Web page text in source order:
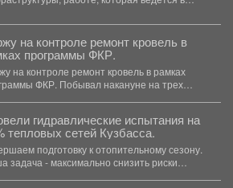
на контроле ремонт кровель в
программы ФКР.
на контроле ремонт кровель в рамках
ФКР. Побывал накануне на трех
гидравлические испытания на
тепловых сетей Кузбасса.
подготовку к отопительному сезону.
задача - максимально снизить риски